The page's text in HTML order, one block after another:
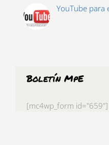
YouTube para
Boletín MpE
[mc4wp_form id="659"]